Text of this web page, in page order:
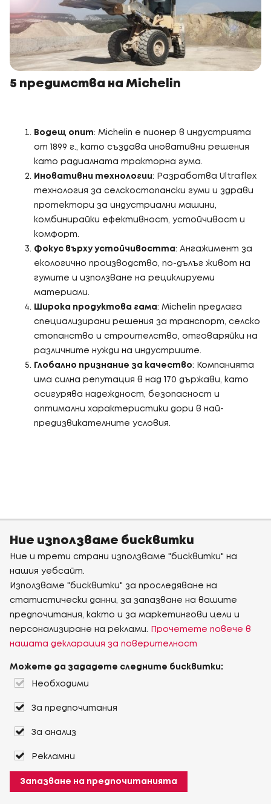
5 предимства на Michelin
Водещ опит: Michelin е пионер в индустрията
от 1899 г., като създава иновативни решения
като радиалната тракторна гума.
Иновативни технологии : Разработва Ultraflex
технология за селскостопански гуми и здрави
протектори за индустриални машини,
комбинирайки ефективност, устойчивост и
комфорт.
Фокус върху устойчивостта: Ангажимент за
екологично производство, по-дълъг живот на
гумите и използване на рециклируеми
материали.
Широка продуктова гама: Michelin предлага
специализирани решения за транспорт, селско
стопанство и строителство, отговаряйки на
различните нужди на индустриите.
Глобално признание за качество: Компанията
има силна репутация в над 170 държави, като
осигурява надеждност, безопасност и
оптимални характеристики дори в най-
предизвикателните условия.
Ние използваме бисквитки
Ние и трети страни използваме "бисквитки" на
нашия уебсайт.
Използваме "бисквитки" за проследяване на
статистически данни, за запазване на вашите
предпочитания, както и за маркетингови цели и
персонализиране на реклами.
Прочетете повече в
нашата декларация за поверителност
Можете да зададете следните бисквитки:
Необходими
За предпочитания
За анализ
Рекламни
Запазване на предпочитанията